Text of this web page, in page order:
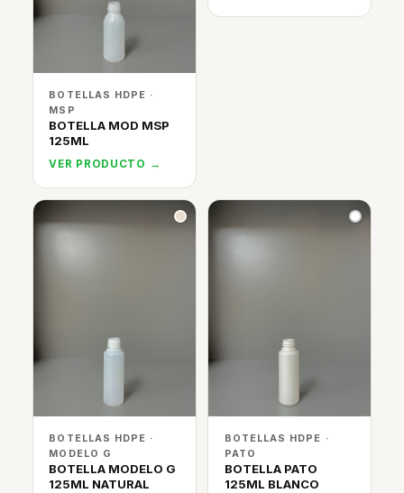
BOTELLAS HDPE ·
MSP
BOTELLA MOD MSP
125ML
VER PRODUCTO →
BOTELLAS HDPE ·
MODELO G
BOTELLA MODELO G
125ML NATURAL
BOTELLAS HDPE ·
PATO
BOTELLA PATO
125ML BLANCO